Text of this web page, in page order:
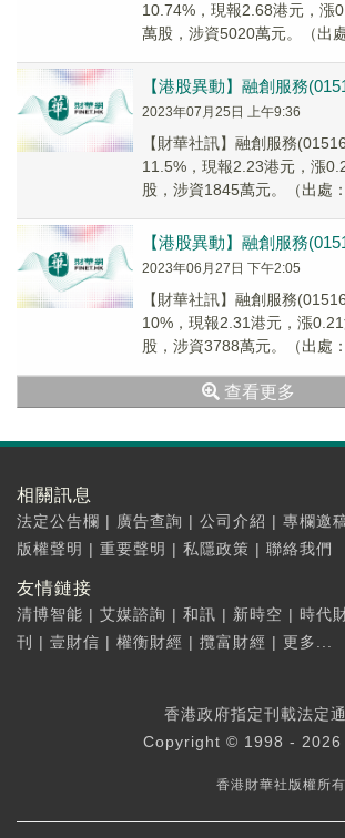
10.74%，現報2.68港元，漲
萬股，涉資5020萬元。（出
【港股異動】融創服務
2023年07月25日 上午9:36
【財華社訊】融創服務
11.5%，現報2.23港元，漲
股，涉資1845萬元。（出處
【港股異動】融創服務
2023年06月27日 下午2:05
【財華社訊】融創服務
10%，現報2.31港元，漲
股，涉資3788萬元。（出處
查看更多
相關訊息
法定公告欄 | 廣告查詢 | 公司介紹 | 專欄邀
版權聲明 | 重要聲明 | 私隱政策 | 聯絡我們
友情鏈接
清博智能 | 艾媒諮詢 | 和訊 | 新時空 | 時代
刊
| 壹財信 | 權衡財經 | 攬富財經 | 更多...
香港政府指定刊載法定
Copyright © 1998 - 2026
香港財華社版權所